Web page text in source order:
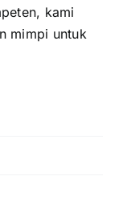
kami
mimpi untuk